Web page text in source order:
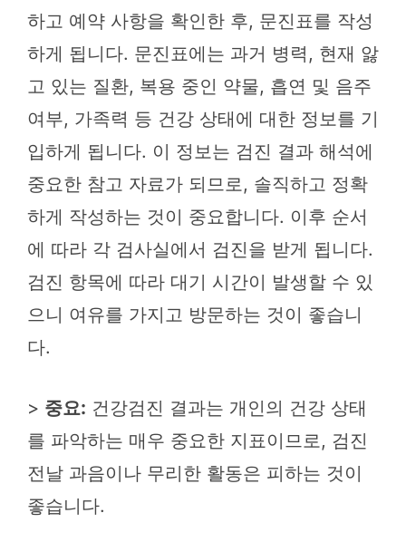
하고 예약 사항을 확인한 후, 문진표를 작성
하게 됩니다. 문진표에는 과거 병력, 현재 앓
고 있는 질환, 복용 중인 약물, 흡연 및 음주
여부, 가족력 등 건강 상태에 대한 정보를 기
입하게 됩니다. 이 정보는 검진 결과 해석에
중요한 참고 자료가 되므로, 솔직하고 정확
하게 작성하는 것이 중요합니다. 이후 순서
에 따라 각 검사실에서 검진을 받게 됩니다.
검진 항목에 따라 대기 시간이 발생할 수 있
으니 여유를 가지고 방문하는 것이 좋습니
다.
> 중요: 건강검진 결과는 개인의 건강 상태
를 파악하는 매우 중요한 지표이므로, 검진
전날 과음이나 무리한 활동은 피하는 것이
좋습니다.